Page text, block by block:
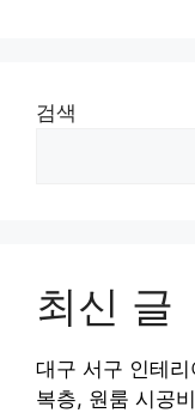
검색
최신 글
대구 서구 인테
복층, 원룸 시공